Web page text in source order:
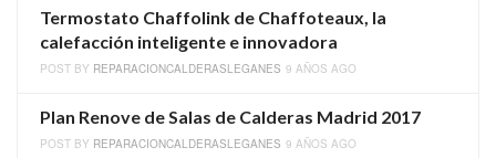
Termostato Chaffolink de Chaffoteaux, la
calefacción inteligente e innovadora
POST BY REPARACIONCALDERASLEGANES 9 AÑOS AGO
Plan Renove de Salas de Calderas Madrid 2017
POST BY REPARACIONCALDERASLEGANES 9 AÑOS AGO